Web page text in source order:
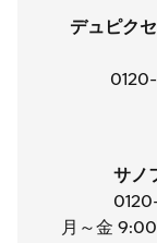
デュピク
サノ
月～金